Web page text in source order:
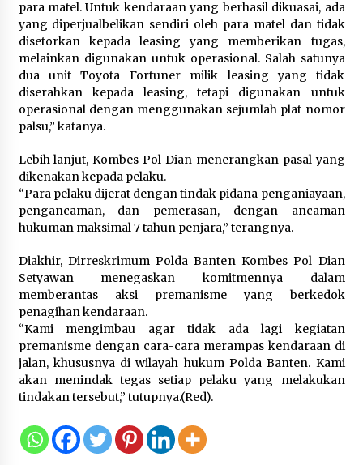
Kemenpar Turut Perkuat
Pengembangan KEK Samota
sebagai Destinasi Wisata Bahari
Berkelas Dunia
8 Agustus 2026
Ekonomi Masyarakat Papua
Pegunungan
8 Agustus 2026
para matel. Untuk kendaraan yang berhasil dikuasai, ada
yang diperjualbelikan sendiri oleh para matel dan tidak
disetorkan kepada leasing yang memberikan tugas,
melainkan digunakan untuk operasional. Salah satunya
dua unit Toyota Fortuner milik leasing yang tidak
diserahkan kepada leasing, tetapi digunakan untuk
operasional dengan menggunakan sejumlah plat nomor
palsu,” katanya.
Lebih lanjut, Kombes Pol Dian menerangkan pasal yang
dikenakan kepada pelaku.
“Para pelaku dijerat dengan tindak pidana penganiayaan,
pengancaman, dan pemerasan, dengan ancaman
hukuman maksimal 7 tahun penjara,” terangnya.
Diakhir, Dirreskrimum Polda Banten Kombes Pol Dian
Setyawan menegaskan komitmennya dalam
memberantas aksi premanisme yang berkedok
penagihan kendaraan.
“Kami mengimbau agar tidak ada lagi kegiatan
premanisme dengan cara-cara merampas kendaraan di
jalan, khususnya di wilayah hukum Polda Banten. Kami
akan menindak tegas setiap pelaku yang melakukan
tindakan tersebut,” tutupnya.(Red).